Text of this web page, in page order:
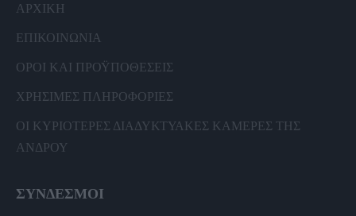
ΑΡΧΙΚΗ
ΕΠΙΚΟΙΝΩΝΙΑ
ΟΡΟΙ ΚΑΙ ΠΡΟΫΠΟΘΕΣΕΙΣ
ΧΡΗΣΙΜΕΣ ΠΛΗΡΟΦΟΡΙΕΣ
ΟΙ ΚΥΡΙΟΤΕΡΕΣ ΔΙΑΔΥΚΤΥΑΚΕΣ ΚΑΜΕΡΕΣ ΤΗΣ
ΑΝΔΡΟΥ
ΣΥΝΔΕΣΜΟΙ